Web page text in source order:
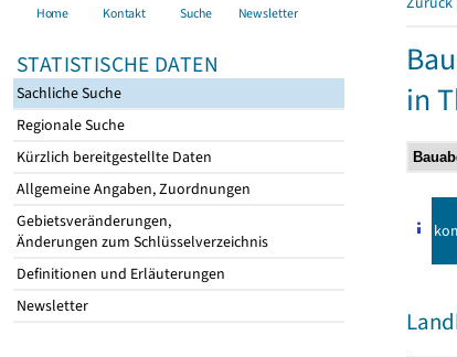
Home Kontakt Suche Newsletter
STATISTISCHE DATEN
Sachliche Suche
Regionale Suche
Kürzlich bereitgestellte Daten
Allgemeine Angaben, Zuordnungen
Gebietsveränderungen,
Änderungen zum Schlüsselverzeichnis
Definitionen und Erläuterungen
Newsletter
in